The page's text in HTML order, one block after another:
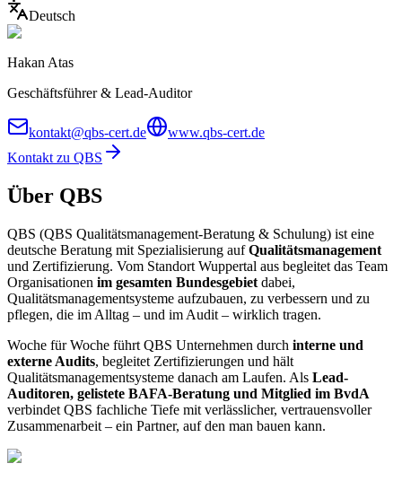
Deutsch
Hakan Atas
Geschäftsführer & Lead-Auditor
kontakt@qbs-cert.de
www.qbs-cert.de
Kontakt zu QBS
Über QBS
QBS (QBS Qualitätsmanagement-Beratung & Schulung) ist eine
deutsche Beratung mit Spezialisierung aufQualitätsmanagement
und Zertifizierung. Vom Standort Wuppertal aus begleitet das Team
Organisationen im gesamten Bundesgebiet dabei,
Qualitätsmanagementsysteme aufzubauen, zu verbessern und zu
pflegen, die im Alltag – und im Audit – wirklich tragen.
Woche für Woche führt QBS Unternehmen durch interne und
externe Audits, begleitet Zertifizierungen und hält
Qualitätsmanagementsysteme danach am Laufen. Als Lead-
Auditoren, gelistete BAFA-Beratung und Mitglied im BvdA
verbindet QBS fachliche Tiefe mit verlässlicher, vertrauensvoller
Zusammenarbeit – ein Partner, auf den man bauen kann.